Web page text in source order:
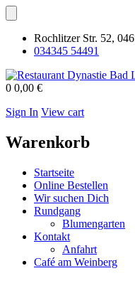
Rochlitzer Str. 52,
034345 54491
0 0,00 €
Sign In View cart
Warenkorb
Startseite
Online Bestellen
Wir suchen Dich
Rundgang
Blumengarten
Kontakt
Anfahrt
Café am Weinberg